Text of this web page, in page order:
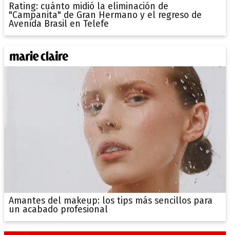
Rating: cuánto midió la eliminación de
"Campanita" de Gran Hermano y el regreso de
Avenida Brasil en Telefe
Amantes del makeup: los tips más sencillos para
un acabado profesional